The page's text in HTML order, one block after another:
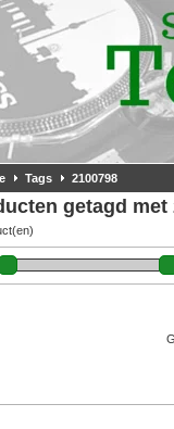
Tags 2100798
getagd met